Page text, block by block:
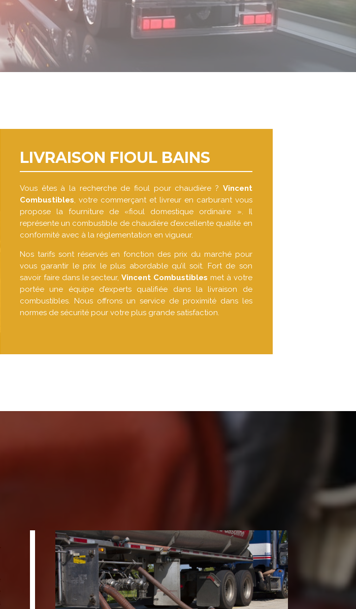
LIVRAISON FIOUL BAINS
Vous êtes à la recherche de fioul pour chaudière ? Vincent
Combustibles, votre commerçant et livreur en carburant vous
propose la fourniture de «fioul domestique ordinaire ». Il
représente un combustible de chaudière d’excellente qualité en
conformité avec à la réglementation en vigueur.
Nos tarifs sont réservés en fonction des prix du marché pour
vous garantir le prix le plus abordable qu’il soit. Fort de son
savoir faire dans le secteur,Vincent Combustibles met à votre
portée une équipe d’experts qualifiée dans la livraison de
combustibles. Nous offrons un service de proximité dans les
normes de sécurité pour votre plus grande satisfaction.